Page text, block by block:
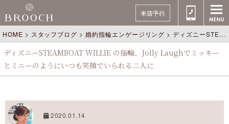
来店予約
HOME > スタッフブログ >婚約指輪エンゲージリング >ディズニーSTEAMBOAT WILLIE の指輪、Jolly Laughでミッキーとミニーのようにいつも笑顔でいられる二人に
ディズニーSTEAMBOAT WILLIE の指輪、Jolly Laughでミッキー
とミニーのようにいつも笑顔でいられる二人に
2020.01.14